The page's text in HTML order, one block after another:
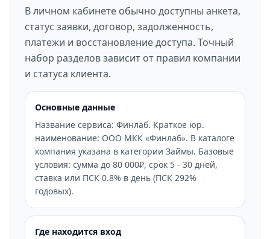
В личном кабинете обычно доступны анкета,
статус заявки, договор, задолженность,
платежи и восстановление доступа. Точный
набор разделов зависит от правил компании
и статуса клиента.
Основные данные
Название сервиса: Финлаб. Краткое юр.
наименование: ООО МКК «Финлаб». В каталоге
компания указана в категории Займы. Базовые
условия: сумма до 80 000₽, срок 5 - 30 дней,
ставка или ПСК 0.8% в день (ПСК 292%
годовых).
Где находится вход